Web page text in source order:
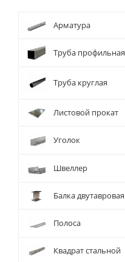
Арматура
Труба профильная
Труба круглая
Листовой прокат
Уголок
Швеллер
Балка двутавровая
Полоса
Квадрат стальной